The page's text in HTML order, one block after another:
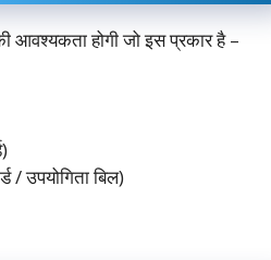
होगी जो इस प्रकार है –
/ उपयोगिता बिल)